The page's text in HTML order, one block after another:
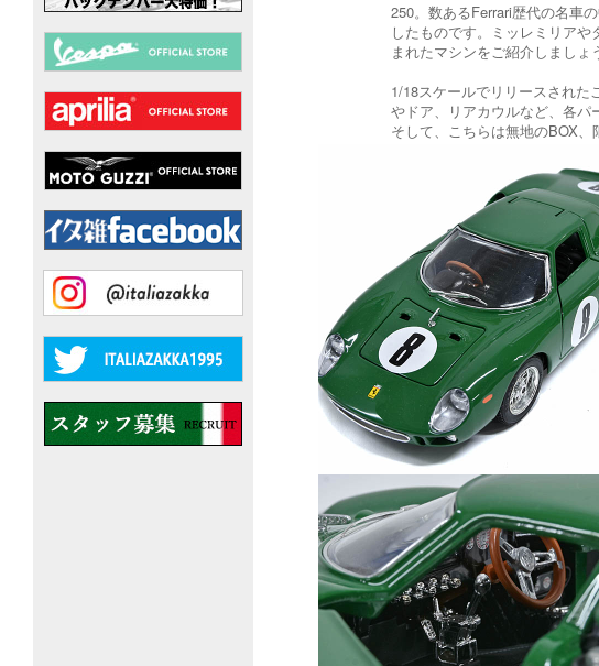
250。数あるFerrari歴代の名車
したものです。ミッレミリア
まれたマシンをご紹介しましょ
1/18スケールでリリースされた
やドア、リアカウルなど、各パ
そして、こちらは無地のBOX、